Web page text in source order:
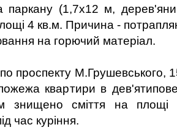
паркану (1,7х12 м,
4 кв.м. Причина -
на горючий матеріал.
по проспекту М.Грушевського,
квартири в
знищено сміття на
час куріння.